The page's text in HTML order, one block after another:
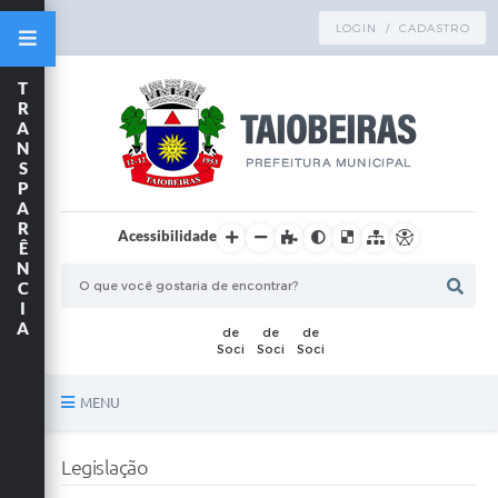
LOGIN / CADASTRO
Acessibilidade
MENU
T
R
A
N
S
P
A
R
Ê
N
C
I
A
Legislação